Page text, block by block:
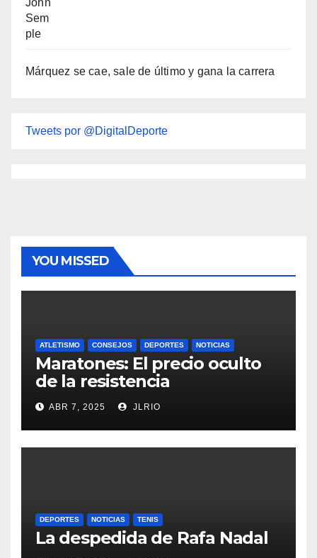
Márquez se cae, sale de último y gana la carrera
Tweets por @DigitalDeporte
YOU MISSED
ATLETISMO CONSEJOS DEPORTES NOTICIAS
Maratones: El precio oculto
de la resistencia
ABR 7, 2025 JLRIO
DEPORTES NOTICIAS TENIS
La despedida de Rafa Nadal